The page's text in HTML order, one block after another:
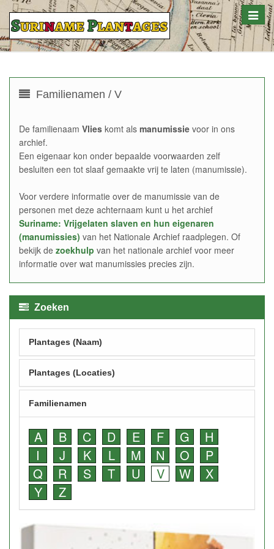
Toggle
Familienamen / V
De familienaam Vlies komt als manumissie voor in ons
archief.
Een eigenaar kon onder bepaalde voorwaarden zelf
besluiten een tot slaaf gemaakte vrij te laten (manumissie).
Voor verdere informatie over de manumissie van de
personen met deze achternaam kunt u het archief
Suriname: Vrijgelaten slaven en hun eigenaren
(manumissies) van het Nationale Archief raadplegen. Of
bekijk de zoekhulp van het nationale archief voor meer
informatie over wat manumissies precies zijn.
Zoeken
Plantages (Naam)
Plantages (Locaties)
Familienamen
A B C D E F G
H
I
J K L M N O
P
Q
R S T U V W
X
Y
Z